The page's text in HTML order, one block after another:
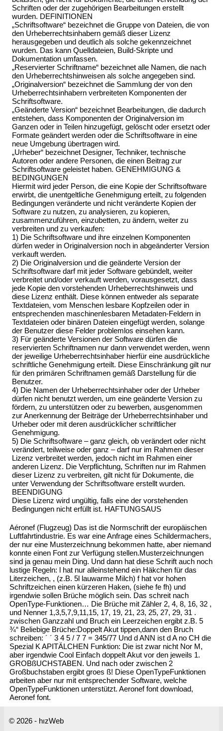
Schriften oder der zugehörigen Bearbeitungen erstellt
wurden. DEFINITIONEN
„Schriftsoftware“ bezeichnet die Gruppe von Dateien, die von
den Urheberrechtsinhabern gemäß dieser Lizenz
herausgegeben und deutlich als solche gekennzeichnet
wurden. Das kann Quelldateien, Build-Skripte und
Dokumentation umfassen.
„Reservierter Schriftname“ bezeichnet alle Namen, die nach
den Urheberrechtshinweisen als solche angegeben sind.
„Originalversion“ bezeichnet die Sammlung der von den
Urheberrechtsinhabern verbreiteten Komponenten der
Schriftsoftware.
„Geänderte Version“ bezeichnet Bearbeitungen, die dadurch
entstehen, dass Komponenten der Originalversion im
Ganzen oder in Teilen hinzugefügt, gelöscht oder ersetzt oder
Formate geändert werden oder die Schriftsoftware in eine
neue Umgebung übertragen wird.
„Urheber“ bezeichnet Designer, Techniker, technische
Autoren oder andere Personen, die einen Beitrag zur
Schriftsoftware geleistet haben. GENEHMIGUNG &
BEDINGUNGEN
Hiermit wird jeder Person, die eine Kopie der Schriftsoftware
erwirbt, die unentgeltliche Genehmigung erteilt, zu folgenden
Bedingungen veränderte und nicht veränderte Kopien der
Software zu nutzen, zu analysieren, zu kopieren,
zusammenzuführen, einzubetten, zu ändern, weiter zu
verbreiten und zu verkaufen:
1) Die Schriftsoftware und ihre einzelnen Komponenten
dürfen weder in Originalversion noch in abgeänderter Version
verkauft werden.
2) Die Originalversion und die geänderte Version der
Schriftsoftware darf mit jeder Software gebündelt, weiter
verbreitet und/oder verkauft werden, vorausgesetzt, dass
jede Kopie den vorstehenden Urheberrechtshinweis und
diese Lizenz enthält. Diese können entweder als separate
Textdateien, vom Menschen lesbare Kopfzeilen oder in
entsprechenden maschinenlesbaren Metadaten-Feldern in
Textdateien oder binären Dateien eingefügt werden, solange
der Benutzer diese Felder problemlos einsehen kann.
3) Für geänderte Versionen der Software dürfen die
reservierten Schriftnamen nur dann verwendet werden, wenn
der jeweilige Urheberrechtsinhaber hierfür eine ausdrückliche
schriftliche Genehmigung erteilt. Diese Einschränkung gilt nur
für den primären Schriftnamen gemäß Darstellung für die
Benutzer.
4) Die Namen der Urheberrechtsinhaber oder der Urheber
dürfen nicht benutzt werden, um eine geänderte Version zu
fördern, zu unterstützen oder zu bewerben, ausgenommen
zur Anerkennung der Beiträge der Urheberrechtsinhaber und
Urheber oder mit deren ausdrücklicher schriftlicher
Genehmigung.
5) Die Schriftsoftware – ganz gleich, ob verändert oder nicht
verändert, teilweise oder ganz – darf nur im Rahmen dieser
Lizenz verbreitet werden, jedoch nicht im Rahmen einer
anderen Lizenz. Die Verpflichtung, Schriften nur im Rahmen
dieser Lizenz zu verbreiten, gilt nicht für Dokumente, die
unter Verwendung der Schriftsoftware erstellt wurden.
BEENDIGUNG
Diese Lizenz wird ungültig, falls eine der vorstehenden
Bedingungen nicht erfüllt ist. HAFTUNGSAUS
Aéronef (Flugzeug) Das ist die Normschrift der europäischen
Luftfahrtindustrie. Es war eine Anfrage eines Schildermachers,
der nur eine Musterzeichnung bekommen hatte, aber niemand
konnte einen Font zur Verfügung stellen.Musterzeichnungen
sind ja genau mein Ding. Und dann hat diese Schrift auch noch
lustige Regeln: l hat nur alleinstehend ein Häkchen für das
Literzeichen, , (z.B. 5l lauwarme Milch) f hat vor hohen
Schriftzeichen einen kürzeren Haken, (siehe fe fh) und
irgendwie sollen Brüche möglich sein. Das schreit nach
OpenType-Funktionen… Die Brüche mit Zähler 2, 4, 8, 16, 32 ,
und Nenner 1,3,5,7,9,11,15, 17, 19, 21, 23, 25, 27, 29, 31 .
zwischen Ganzzahl und Bruch ein Leerzeichen ergibt z.B. 5
¾“ Beliebige Brüche:Doppelt Akut tippen,dann den Bruch
schreiben: ´ ´ 3 4 5 / 7 7 = 345/77 Und d ANN ist d A no CH die
Spezial K APITÄLCHEN Funktion: Die ist zwar nicht Nor M,
aber irgendwie Cool Einfach doppelt Akut vor den jeweils 1.
GROBßUCHSTABEN. Und nach oder zwischen 2
Großbuchstaben ergibt groes ß! Diese OpenTypeFunktionen
arbeiten aber nur mit entsprechender Software, welche
OpenTypeFunktionen unterstützt. Aeronef font download,
Aeronef font.
© 2026 - hızWeb